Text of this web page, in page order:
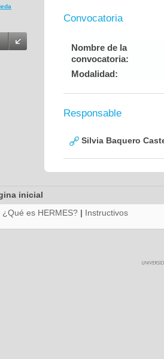
Convocatoria
Nombre de la
convocatoria:
Modalidad:
Responsable
Silvia Baquero
inicial
¿Qué es HERMES? | Instructivos